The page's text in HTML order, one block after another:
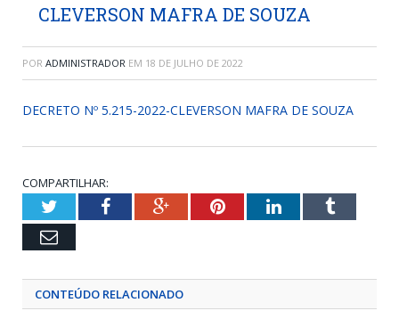
CLEVERSON MAFRA DE SOUZA
POR ADMINISTRADOR EM 18 DE JULHO DE 2022
DECRETO Nº 5.215-2022-CLEVERSON MAFRA DE SOUZA
COMPARTILHAR:
TwitterFacebookGoogle+PinterestLinkedInTumblr
Email
CONTEÚDO RELACIONADO